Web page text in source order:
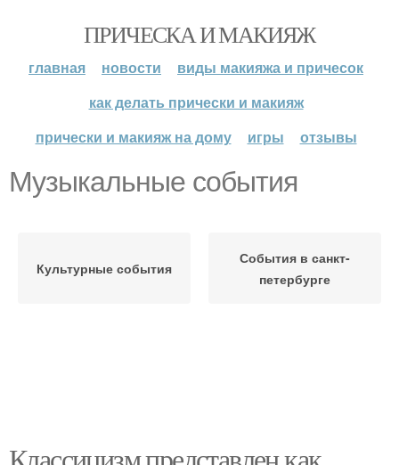
ПРИЧЕСКА И МАКИЯЖ
главная новости
виды макияжа и причесок
как делать прически и макияж
прически и макияж на дому
игры отзывы
Музыкальные события
Культурные события
События в санкт-
петербурге